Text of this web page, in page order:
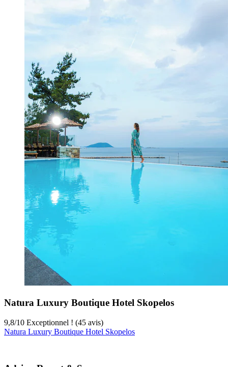
Natura Luxury Boutique Hotel Skopelos
9,8/10 Exceptionnel ! (45 avis)
Natura Luxury Boutique Hotel Skopelos